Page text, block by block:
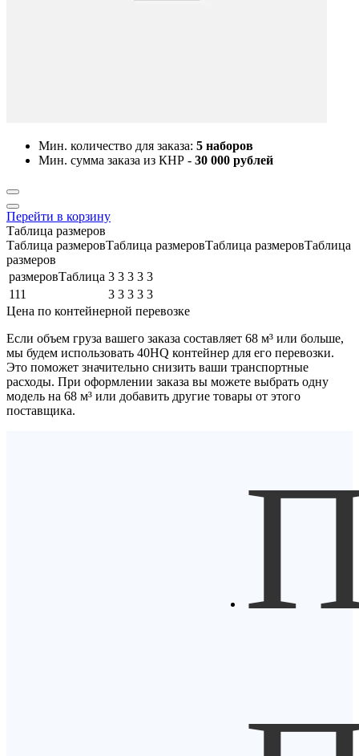
Мин. количество для заказа: 5 наборов
Мин. сумма заказа из КНР - 30 000 рублей
Перейти в корзину
Таблица размеров
Таблица размеровТаблица размеровТаблица размеровТаблица
размеров
размеровТаблица 3 3 3 3 3
111
3 3 3 3 3
Цена по контейнерной перевозке
Если объем груза вашего заказа составляет 68 м³ или больше,
мы будем использовать 40HQ контейнер для его перевозки.
Это поможет значительно снизить ваши транспортные
расходы. При оформлении заказа вы можете выбрать одну
модель на 68 м³ или добавить другие товары от этого
поставщика.